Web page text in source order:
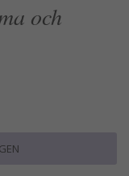
och